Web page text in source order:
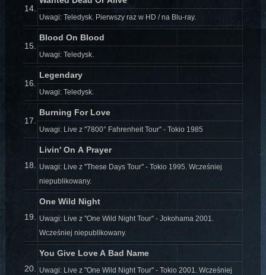
14.
Uwagi: Teledysk. Pierwszy raz w HD / na Blu-ray.
15.
Blood On Blood
Uwagi: Teledysk.
16.
Legendary
Uwagi: Teledysk.
17.
Burning For Love
Uwagi: Live z ''7800° Fahrenheit Tour'' - Tokio 1985
18.
Livin' On A Prayer
Uwagi: Live z ''These Days Tour'' - Tokio 1995. Wcześniej
niepublikowany.
19.
One Wild Night
Uwagi: Live z ''One Wild Night Tour'' - Jokohama 2001.
Wcześniej niepublikowany.
20.
You Give Love A Bad Name
Uwagi: Live z ''One Wild Night Tour'' - Tokio 2001. Wcześniej